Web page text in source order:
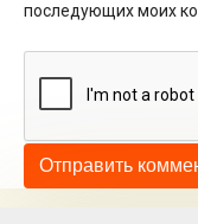
последующих моих